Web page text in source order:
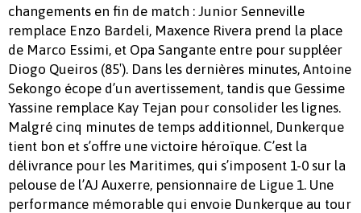
changements en fin de match : Junior Senneville
remplace Enzo Bardeli, Maxence Rivera prend la place
de Marco Essimi, et Opa Sangante entre pour suppléer
Diogo Queiros (85′). Dans les dernières minutes, Antoine
Sekongo écope d’un avertissement, tandis que Gessime
Yassine remplace Kay Tejan pour consolider les lignes.
Malgré cinq minutes de temps additionnel, Dunkerque
tient bon et s’offre une victoire héroïque. C’est la
délivrance pour les Maritimes, qui s’imposent 1-0 sur la
pelouse de l’AJ Auxerre, pensionnaire de Ligue 1. Une
performance mémorable qui envoie Dunkerque au tour